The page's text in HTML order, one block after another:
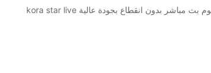
كورة ستار بث مباشر مباريات اليوم بث مباشر بدون انقطاع بجودة عالية kora star live